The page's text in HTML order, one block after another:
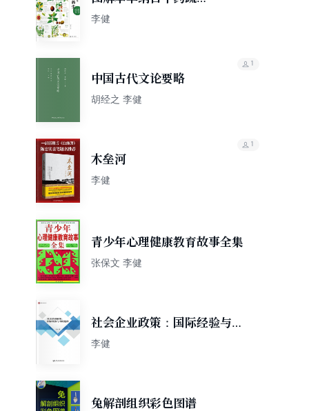
养生速查全书
李健
中国古代文论要略
胡经之 李健
1
木垒河
李健
1
青少年心理健康教育故事全集
张保文 李健
社会企业政策：国际经验与中
国选择
李健
兔解剖组织彩色图谱